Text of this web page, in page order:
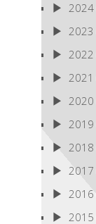
2024
2023
2022
2021
2020
2019
2018
2017
2016
2015